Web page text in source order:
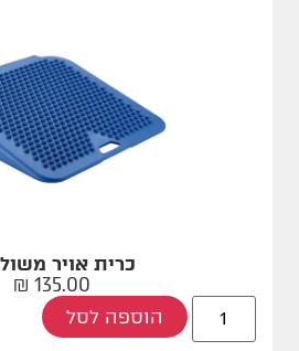
כרית אויר
135.00
₪
הוספה לסל